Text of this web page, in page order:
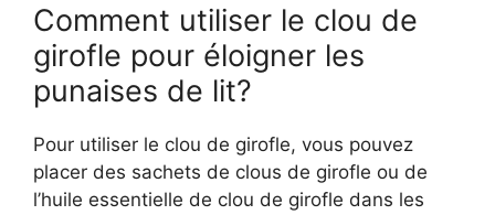
Comment utiliser le clou de
girofle pour éloigner les
punaises de lit?
Pour utiliser le clou de girofle, vous pouvez
placer des sachets de clous de girofle ou de
l’huile essentielle de clou de girofle dans les